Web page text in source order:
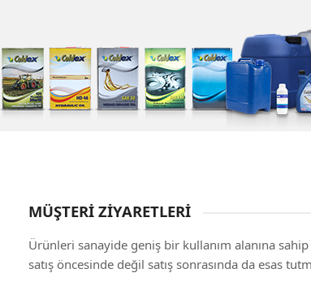
MÜŞTERİ ZİYARETLERİ
Ürünleri sanayide geniş bir kullanım alanına
satış öncesinde değil satış sonrasında da esas